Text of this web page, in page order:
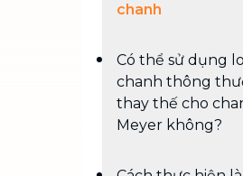
chanh
Có thể sử dụng
chanh thông
thay thế cho
Meyer không?